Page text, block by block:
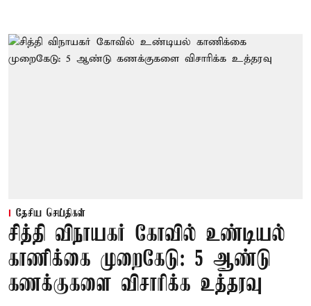
தேசிய செய்திகள்
சித்தி விநாயகர் கோவில் உண்டியல்
காணிக்கை முறைகேடு: 5 ஆண்டு
கணக்குகளை விசாரிக்க உத்தரவு